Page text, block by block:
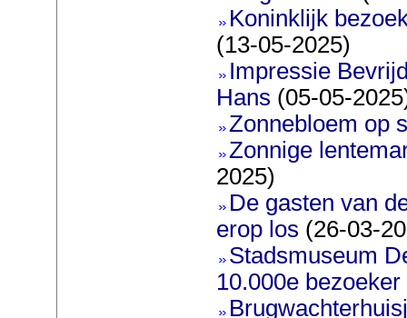
Koninklijk
(13-05-2025)
Impressie
Hans (05-05-
Zonnebloem op
Zonnige
2025)
De gasten van
erop los (26-03-
Stadsmuseum
10.000e bezoeker